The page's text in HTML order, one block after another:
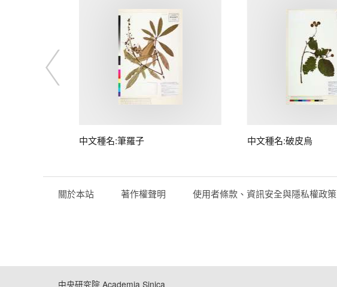
中文種名:筆羅子 中文種名:破皮烏
關於本站 著作權聲明 使用者條款、資訊安全與隱私權政策
中央研究院 Academia Sinica